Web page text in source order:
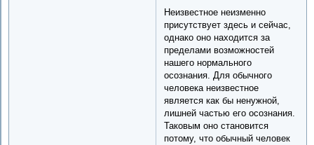
Неизвестное неизменно
присутствует здесь и сейчас,
однако оно находится за
пределами возможностей
нашего нормального
осознания. Для обычного
человека неизвестное
является как бы ненужной,
лишней частью его осознания.
Таковым оно становится
потому, что обычный человек